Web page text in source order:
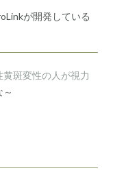
が開発している
斑変性の人が視力